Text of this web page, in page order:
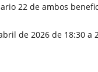
22 de ambos
de 2026 de 18:30 a